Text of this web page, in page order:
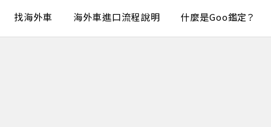
找海外車 海外車進口流程說明 什麼是Goo鑑定？